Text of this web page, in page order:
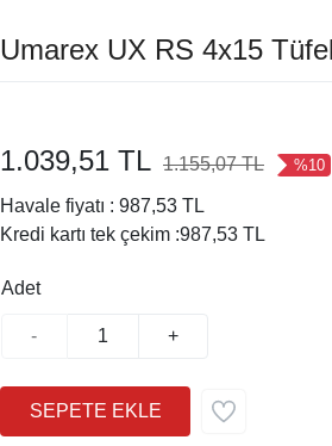
Umarex UX RS 4x15
1.039,51 TL 1.155,07 TL %10
Havale fiyatı : 987,53 TL
Kredi kartı tek çekim :987,53 TL
Adet
- +